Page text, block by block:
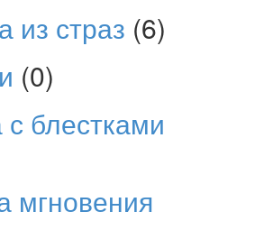
из страз (6)
(0)
блестками
мгновения